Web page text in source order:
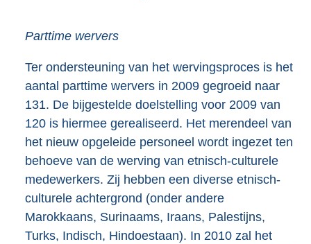
Parttime wervers
Ter ondersteuning van het wervingsproces is het
aantal parttime wervers in 2009 gegroeid naar
131. De bijgestelde doelstelling voor 2009 van
120 is hiermee gerealiseerd. Het merendeel van
het nieuw opgeleide personeel wordt ingezet ten
behoeve van de werving van etnisch-culturele
medewerkers. Zij hebben een diverse etnisch-
culturele achtergrond (onder andere
Marokkaans, Surinaams, Iraans, Palestijns,
Turks, Indisch, Hindoestaan). In 2010 zal het